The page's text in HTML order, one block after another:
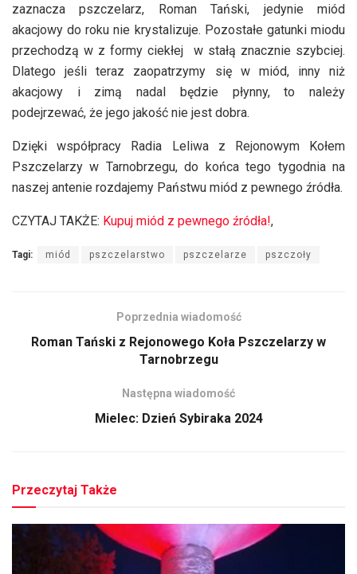
zaznacza pszczelarz, Roman Tański, jedynie miód
akacjowy do roku nie krystalizuje. Pozostałe gatunki miodu
przechodzą w z formy ciekłej w stałą znacznie szybciej.
Dlatego jeśli teraz zaopatrzymy się w miód, inny niż
akacjowy i zimą nadal będzie płynny, to należy
podejrzewać, że jego jakość nie jest dobra.
Dzięki współpracy Radia Leliwa z Rejonowym Kołem
Pszczelarzy w Tarnobrzegu, do końca tego tygodnia na
naszej antenie rozdajemy Państwu miód z pewnego źródła.
CZYTAJ TAKŻE: Kupuj miód z pewnego źródła!,
Tagi: miód pszczelarstwo pszczelarze pszczoły
Poprzednia wiadomość
Roman Tański z Rejonowego Koła Pszczelarzy w
Tarnobrzegu
Następna wiadomość
Mielec: Dzień Sybiraka 2024
Przeczytaj Także